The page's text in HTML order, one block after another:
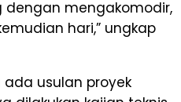
dengan mengakomodir,
hari,” ungkap
ada usulan proyek